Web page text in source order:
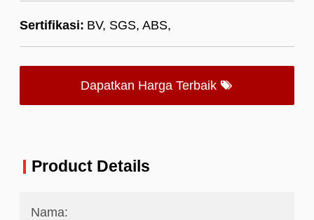
Sertifikasi: BV, SGS, ABS,
Dapatkan Harga Terbaik
Product Details
Nama: